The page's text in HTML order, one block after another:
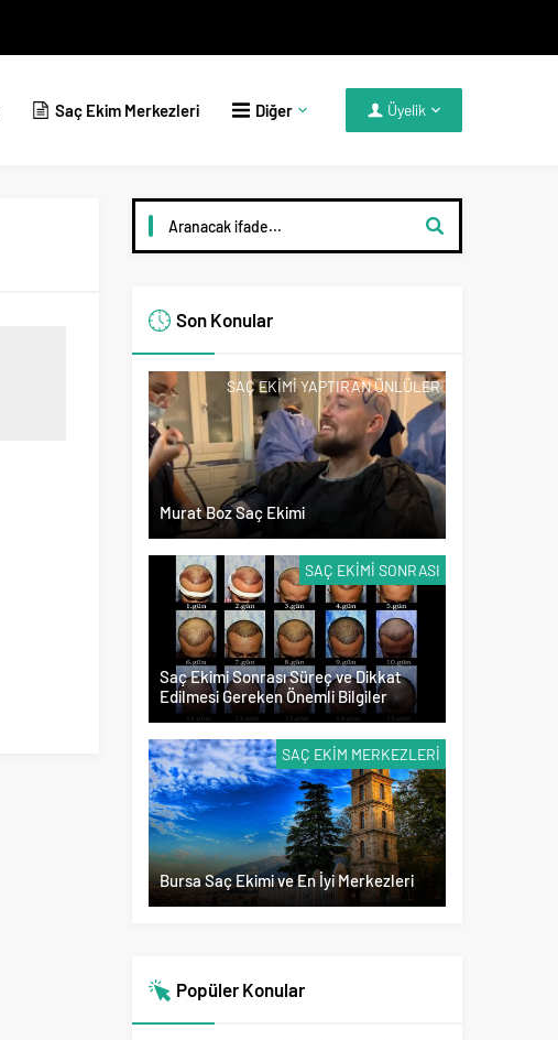
Saç Ekim Merkezleri Diğer Üyelik
Son Konular
SAÇ EKIMI YAPTIRAN ÜNLÜLER
Murat Boz Saç Ekimi
SAÇ EKIMI SONRASI
Saç Ekimi Sonrası Süreç ve Dikkat
Edilmesi Gereken Önemli Bilgiler
SAÇ EKIM MERKEZLERI
Bursa Saç Ekimi ve En İyi Merkezleri
Popüler Konular